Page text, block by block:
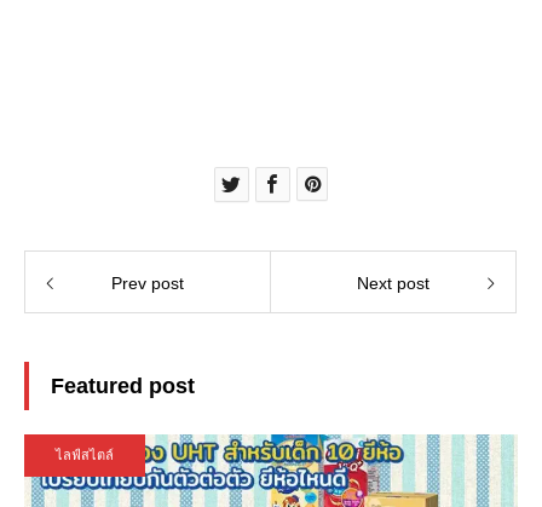
Prev post Next post
Featured post
ไลฟ์สไตล์